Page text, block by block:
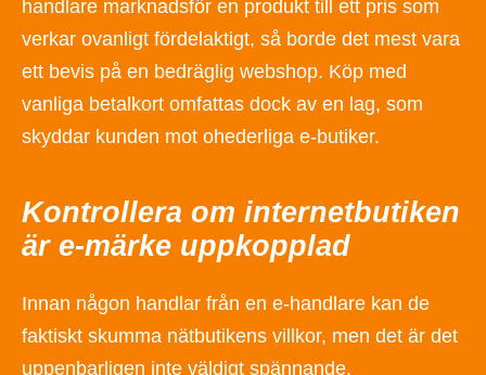
handlare marknadsför en produkt till ett pris som
verkar ovanligt fördelaktigt, så borde det mest vara
ett bevis på en bedräglig webshop. Köp med
vanliga betalkort omfattas dock av en lag, som
skyddar kunden mot ohederliga e-butiker.
Kontrollera om internetbutiken
är e-märke uppkopplad
Innan någon handlar från en e-handlare kan de
faktiskt skumma nätbutikens villkor, men det är det
uppenbarligen inte väldigt spännande.